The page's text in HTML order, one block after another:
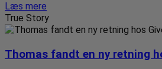
Læs mere
True Story
Thomas fandt en ny retning